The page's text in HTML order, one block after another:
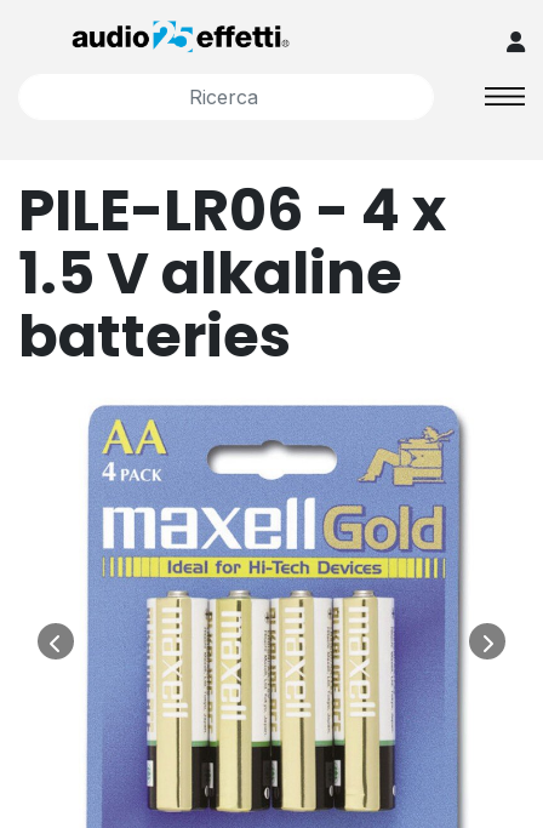
PILE-LR06 - 4 x
1.5 V alkaline
batteries